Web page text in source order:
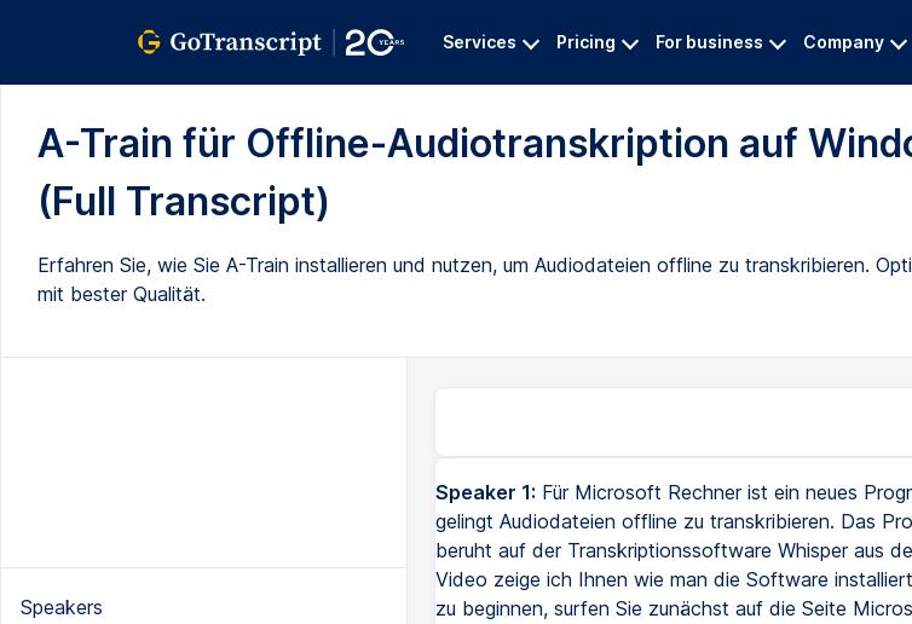
Services Pricing For business Company
A-Train für Offline-Audiotranskription auf
(Full Transcript)
Erfahren Sie, wie Sie A-Train installieren und nutzen, um Audiodateien offline zu transkribieren.
mit bester Qualität.
Speakers
Speaker 1: Für Microsoft Rechner ist ein neues
gelingt Audiodateien offline zu transkribieren. Das
beruht auf der Transkriptionssoftware Whisper aus
Video zeige ich Ihnen wie man die Software
zu beginnen, surfen Sie zunächst auf die Seite